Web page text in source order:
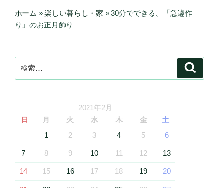
ホーム » 楽しい暮らし・家 » 30分でできる、「急遽作
り」のお正月飾り
索:
2021年2月
日
月 火 水 木 金
土
1
2 3 4 5 6
7 8 9 10 11 12 13
14 15 16 17 18 19 20